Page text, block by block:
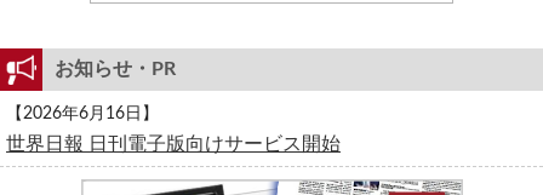
お知らせ・PR
【2026年6月16日】
世界日報 日刊電子版向けサービス開始